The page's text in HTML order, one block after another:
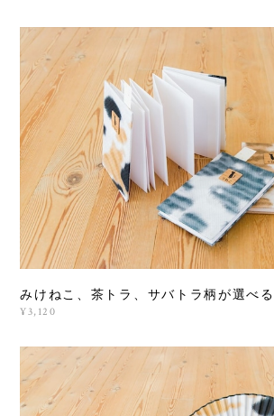
みけねこ、茶トラ、サバトラ柄が選べ
¥3,120